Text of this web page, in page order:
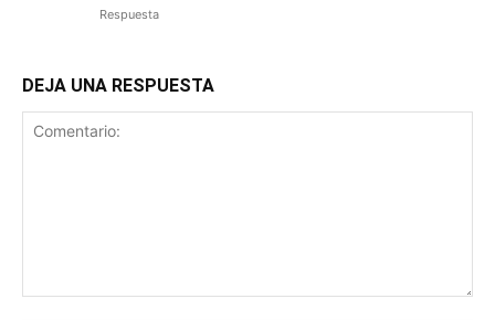
Respuesta
DEJA UNA RESPUESTA